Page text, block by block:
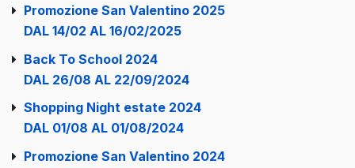
Promozione San Valentino 2025
DAL 14/02 AL 16/02/2025
Back To School 2024
DAL 26/08 AL 22/09/2024
Shopping Night estate 2024
DAL 01/08 AL 01/08/2024
Promozione San Valentino 2024